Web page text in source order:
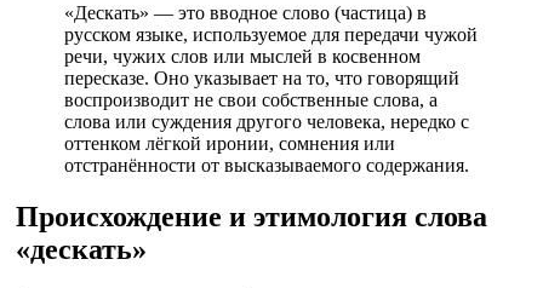
«Дескать» — это вводное слово (частица) в
русском языке, используемое для передачи чужой
речи, чужих слов или мыслей в косвенном
пересказе. Оно указывает на то, что говорящий
воспроизводит не свои собственные слова, а
слова или суждения другого человека, нередко с
оттенком лёгкой иронии, сомнения или
отстранённости от высказываемого содержания.
Происхождение и этимология слова
«дескать»